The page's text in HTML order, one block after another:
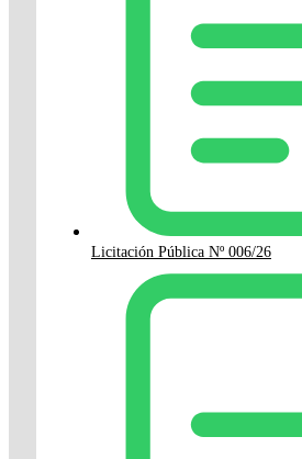
Licitación Pública Nº 006/26